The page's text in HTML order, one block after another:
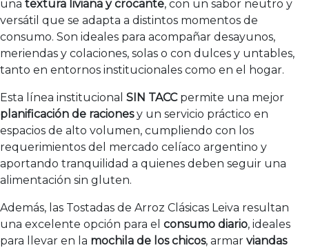
una textura liviana y crocante, con un sabor neutro y
versátil que se adapta a distintos momentos de
consumo. Son ideales para acompañar desayunos,
meriendas y colaciones, solas o con dulces y untables,
tanto en entornos institucionales como en el hogar.
Esta línea institucional SIN TACCpermite una mejor
planificación de racionesy un servicio práctico en
espacios de alto volumen, cumpliendo con los
requerimientos del mercado celíaco argentino y
aportando tranquilidad a quienes deben seguir una
alimentación sin gluten.
Además, las Tostadas de Arroz Clásicas Leiva resultan
una excelente opción para el consumo diario, ideales
para llevar en la mochila de los chicos, armar viandas